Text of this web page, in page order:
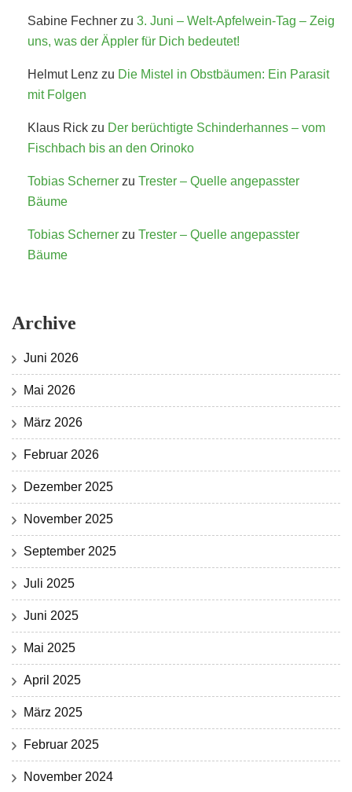
Sabine Fechner zu 3. Juni – Welt-Apfelwein-Tag – Zeig
uns, was der Äppler für Dich bedeutet!
Helmut Lenz zu Die Mistel in Obstbäumen: Ein Parasit
mit Folgen
Klaus Rick zu Der berüchtigte Schinderhannes – vom
Fischbach bis an den Orinoko
Tobias Scherner zu Trester – Quelle angepasster
Bäume
Tobias Scherner zu Trester – Quelle angepasster
Bäume
Archive
Juni 2026
Mai 2026
März 2026
Februar 2026
Dezember 2025
November 2025
September 2025
Juli 2025
Juni 2025
Mai 2025
April 2025
März 2025
Februar 2025
November 2024